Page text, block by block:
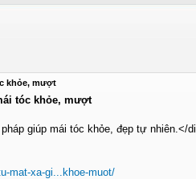
khỏe, mượt
tóc khỏe, mượt
giúp mái tóc khỏe, đẹp tự nhiên.</
mat-xa-gi...khoe-muot/